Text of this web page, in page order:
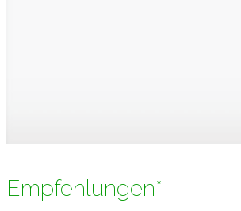
Empfehlungen*